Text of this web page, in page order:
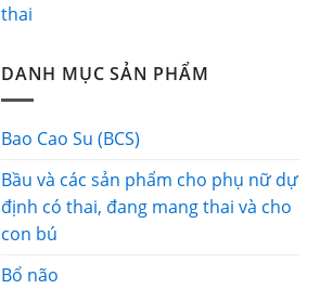
thai
DANH MỤC SẢN PHẨM
Bao Cao Su (BCS)
Bầu và các sản phẩm cho phụ nữ dự
định có thai, đang mang thai và cho
con bú
Bổ não